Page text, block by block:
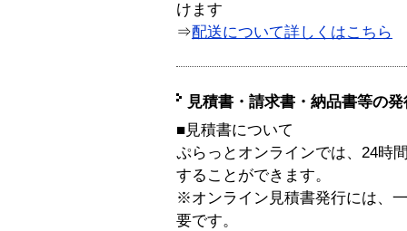
けます
⇒配送について詳しくはこちら
見積書・請求書・納品書等の
■見積書について
ぷらっとオンラインでは、24時
することができます。
※オンライン見積書発行には、
要です。